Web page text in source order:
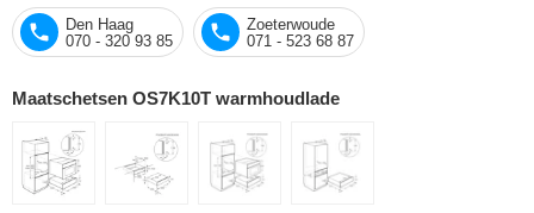
Den Haag
070 - 320 93 85
Zoeterwoude
071 - 523 68 87
Maatschetsen OS7K10T warmhoudlade